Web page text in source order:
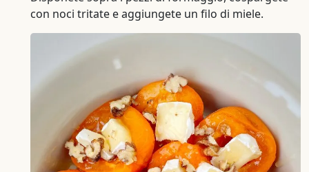
con noci tritate e aggiungete un filo di miele.